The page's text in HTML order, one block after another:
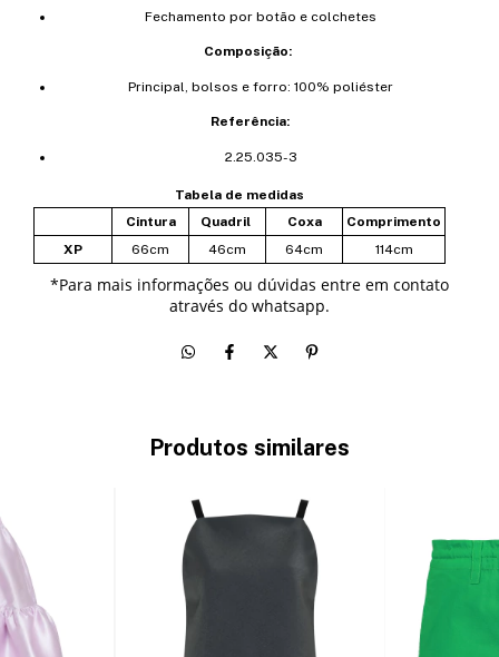
Fechamento por botão e colchetes
Composição:
Principal, bolsos e forro: 100% poliéster
Referência:
2.25.035-3
Tabela de medidas
Cintura
Quadril Coxa
Comprimento
XP
66cm 46cm 64cm 114cm
*Para mais informações ou dúvidas entre em contato
através do whatsapp.
Produtos similares